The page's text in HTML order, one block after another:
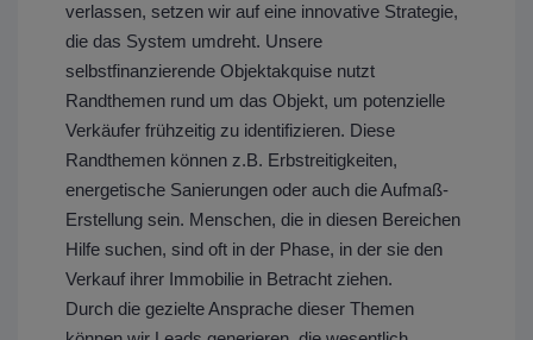
verlassen, setzen wir auf eine innovative Strategie,
die das System umdreht. Unsere
selbstfinanzierende Objektakquise nutzt
Randthemen rund um das Objekt, um potenzielle
Verkäufer frühzeitig zu identifizieren. Diese
Randthemen können z.B. Erbstreitigkeiten,
energetische Sanierungen oder auch die Aufmaß-
Erstellung sein. Menschen, die in diesen Bereichen
Hilfe suchen, sind oft in der Phase, in der sie den
Verkauf ihrer Immobilie in Betracht ziehen.
Durch die gezielte Ansprache dieser Themen